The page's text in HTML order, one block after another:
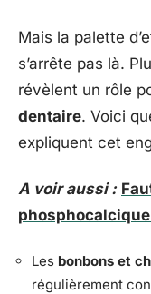
Mais la palette
s’arrête pas là.
révèlent un rôle
dentaire. Voici
expliquent cet
A voir aussi :
Les bonbons et
régulièrement